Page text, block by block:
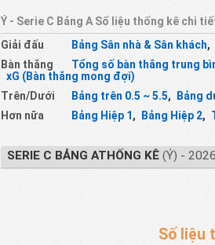
Ý - Serie C Bảng A Số liệu thống kê chi
Giải đấu
Bảng Sân nhà & Sân khách,
Bàn thắng
Tổng số bàn thắng trung
xG (Bàn thắng mong đợi)
Trên/Dưới
Bảng trên 0.5 ~ 5.5, Bảng
Hơn nữa
Bảng Hiệp 1, Bảng Hiệp 2,
SERIE C BẢNG ATHỐNG KÊ(Ý) -
Số liệu